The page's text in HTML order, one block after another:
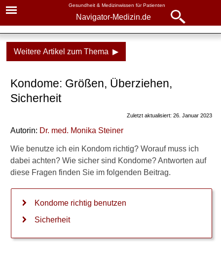
Gesundheit & Medizinwissen für Patienten
Navigator-Medizin.de
Weitere Artikel zum Thema ▶
Kondome: Größen, Überziehen,
Sicherheit
Zuletzt aktualisiert: 26. Januar 2023
Autorin: Dr. med. Monika Steiner
Wie benutze ich ein Kondom richtig? Worauf muss ich
dabei achten? Wie sicher sind Kondome? Antworten auf
diese Fragen finden Sie im folgenden Beitrag.
Kondome richtig benutzen
Sicherheit
Navigator-Medizin.de
► Krankheiten
► Therapieverfahren
► Medikamente
Navigator-
Medizin.de
▾
Verhütung
Pearl-Index
Natürliche Verhütung
Vaginalring
Dreimonatsspritze
Verhütungspflaster